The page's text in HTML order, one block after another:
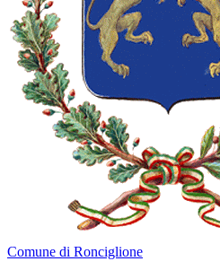
Comune di Ronciglione